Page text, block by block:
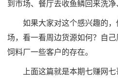
到市场、餐厅去收鱼鳞回来洗净
如果大家对这个感兴趣的，
场，看一看周边货源如何？自己
饲料厂一些客户的存在。
上面这篇就是本期七赚网七